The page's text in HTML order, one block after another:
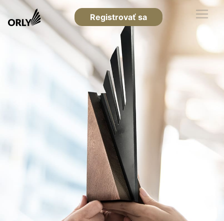
Registrovať sa